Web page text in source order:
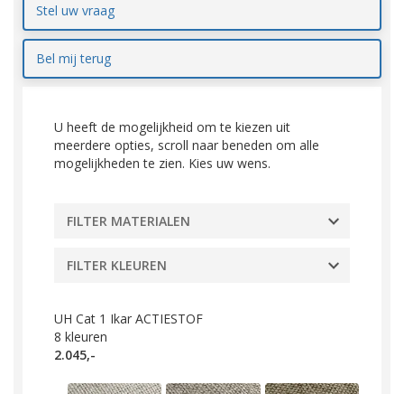
Stel uw vraag
Bel mij terug
U heeft de mogelijkheid om te kiezen uit
meerdere opties, scroll naar beneden om alle
mogelijkheden te zien. Kies uw wens.
FILTER MATERIALEN
FILTER KLEUREN
UH Cat 1 Ikar ACTIESTOF
8 kleuren
2.045,-